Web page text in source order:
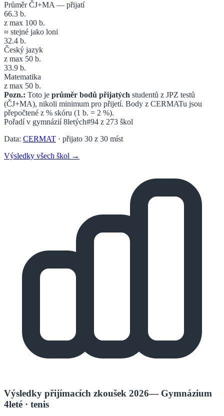
Průměr ČJ+MA — přijatí
66.3 b.
z max 100 b.
≈ stejné jako loni
32.4 b.
Český jazyk
z max 50 b.
33.9 b.
Matematika
z max 50 b.
Pozn.: Toto je průměr bodů přijatých studentů z JPZ testů
(ČJ+MA), nikoli minimum pro přijetí. Body z CERMATu jsou
přepočtené z % skóru (1 b. = 2 %).
Pořadí v gymnázií 8letých#94 z 273 škol
Data: CERMAT · přijato 30 z 30 míst
Výsledky všech škol →
Výsledky přijímacích zkoušek 2026— Gymnázium
4leté · tenis